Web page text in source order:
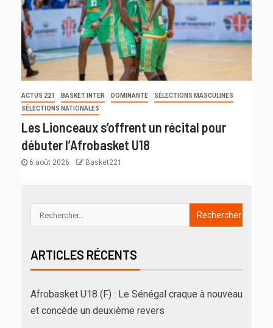
ACTUS 221 BASKET INTER DOMINANTE
SÉLECTIONS MASCULINES
SÉLECTIONS NATIONALES
Les Lionceaux s’offrent un récital pour
débuter l’Afrobasket U18
6 août 2026 Basket221
ARTICLES RÉCENTS
Afrobasket U18 (F) : Le Sénégal craque à nouveau
et concède un deuxième revers